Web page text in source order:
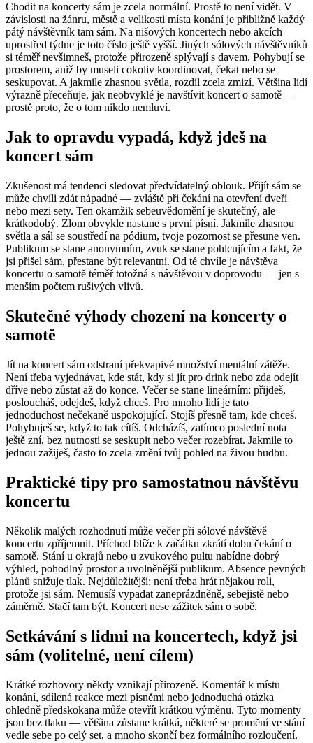
Chodit na koncerty sám je zcela normální. Prostě to není vidět. V
závislosti na žánru, městě a velikosti místa konání je přibližně každý
pátý návštěvník tam sám. Na nišových koncertech nebo akcích
uprostřed týdne je toto číslo ještě vyšší. Jiných sólových návštěvníků
si téměř nevšimneš, protože přirozeně splývají s davem. Pohybují se
prostorem, aniž by museli cokoliv koordinovat, čekat nebo se
seskupovat. A jakmile zhasnou světla, rozdíl zcela zmizí. Většina lidí
výrazně přeceňuje, jak neobvyklé je navštívit koncert o samotě —
prostě proto, že o tom nikdo nemluví.
Jak to opravdu vypadá, když jdeš na
koncert sám
Zkušenost má tendenci sledovat předvídatelný oblouk. Přijít sám se
může chvíli zdát nápadné — zvláště při čekání na otevření dveří
nebo mezi sety. Ten okamžik sebeuvědomění je skutečný, ale
krátkodobý. Zlom obvykle nastane s první písní. Jakmile zhasnou
světla a sál se soustředí na pódium, tvoje pozornost se přesune ven.
Publikum se stane anonymním, zvuk se stane pohlcujícím a fakt, že
jsi přišel sám, přestane být relevantní. Od té chvíle je návštěva
koncertu o samotě téměř totožná s návštěvou v doprovodu — jen s
menším počtem rušivých vlivů.
Skutečné výhody chození na koncerty o
samotě
Jít na koncert sám odstraní překvapivé množství mentální zátěže.
Není třeba vyjednávat, kde stát, kdy si jít pro drink nebo zda odejít
dříve nebo zůstat až do konce. Večer se stane lineárním: přijdeš,
posloucháš, odejdeš, když chceš. Pro mnoho lidí je tato
jednoduchost nečekaně uspokojující. Stojíš přesně tam, kde chceš.
Pohybuješ se, když to tak cítíš. Odcházíš, zatímco poslední nota
ještě zní, bez nutnosti se seskupit nebo večer rozebírat. Jakmile to
jednou zažiješ, často to zcela změní tvůj pohled na živou hudbu.
Praktické tipy pro samostatnou návštěvu
koncertu
Několik malých rozhodnutí může večer při sólové návštěvě
koncertu zpříjemnit. Příchod blíže k začátku zkrátí dobu čekání o
samotě. Stání u okrajů nebo u zvukového pultu nabídne dobrý
výhled, pohodlný prostor a uvolněnější publikum. Absence pevných
plánů snižuje tlak. Nejdůležitější: není třeba hrát nějakou roli,
protože jsi sám. Nemusíš vypadat zaneprázdněně, sebejistě nebo
záměrně. Stačí tam být. Koncert nese zážitek sám o sobě.
Setkávání s lidmi na koncertech, když jsi
sám (volitelné, není cílem)
Krátké rozhovory někdy vznikají přirozeně. Komentář k místu
konání, sdílená reakce mezi písněmi nebo jednoduchá otázka
ohledně předskokana může otevřít krátkou výměnu. Tyto momenty
jsou bez tlaku — většina zůstane krátká, některé se promění ve stání
vedle sebe po celý set, a mnoho skončí bez formálního rozloučení.